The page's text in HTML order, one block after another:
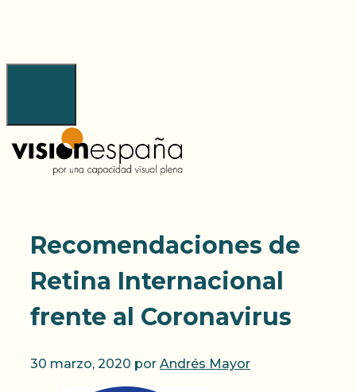
Recomendaciones de
Retina Internacional
frente al Coronavirus
30 marzo, 2020 por Andrés Mayor